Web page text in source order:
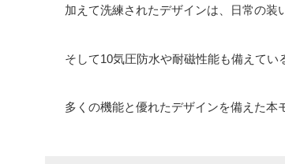
加えて洗練されたデザインは、日常の装
そして10気圧防水や耐磁性能も備えてい
多くの機能と優れたデザインを備えた本